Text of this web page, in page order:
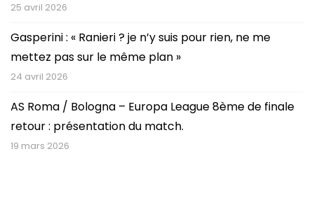
25 avril 2026
Gasperini : « Ranieri ? je n’y suis pour rien, ne me
mettez pas sur le même plan »
24 avril 2026
AS Roma / Bologna – Europa League 8ème de finale
retour : présentation du match.
19 mars 2026